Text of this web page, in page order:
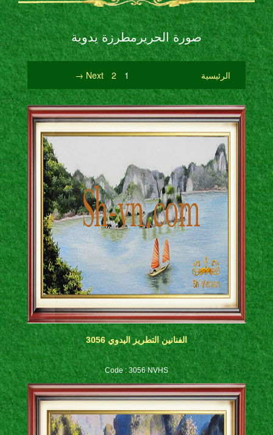
صورة الحريرمطرزة يدوية
الفنانين التطريز اليدوي 3056
Code : 3056 NVHS
الرئيسية 2
Next →